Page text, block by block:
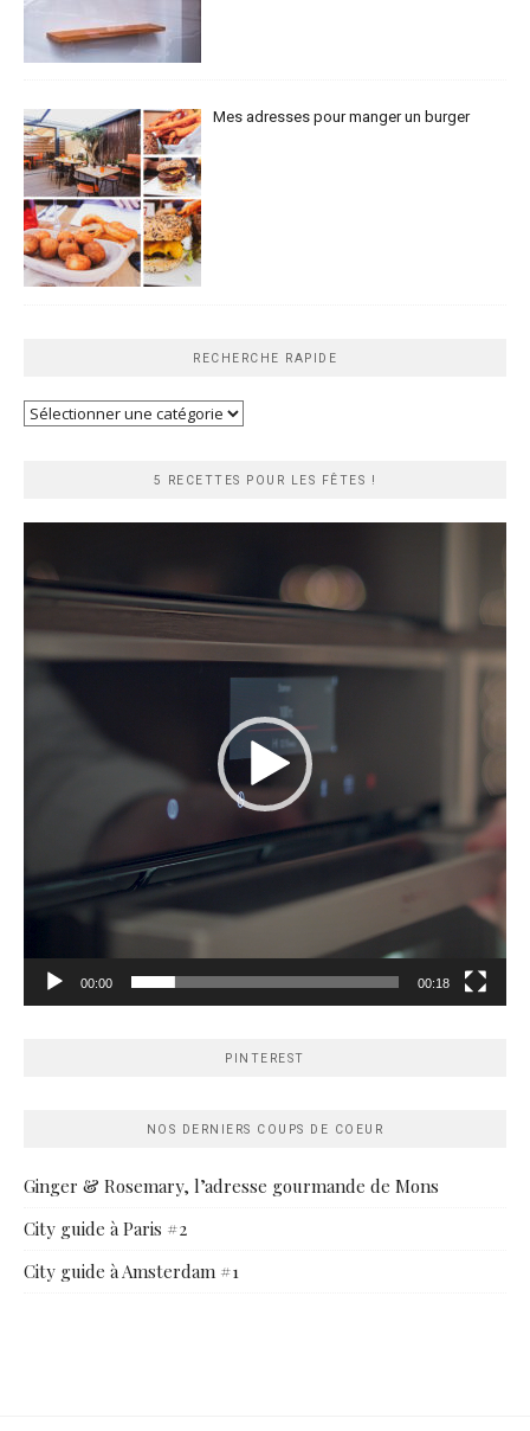
Mes adresses pour manger un burger
RECHERCHE RAPIDE
Recherche
5 RECETTES POUR LES FÊTES !
00:00 00:18
PINTEREST
NOS DERNIERS COUPS DE COEUR
Ginger & Rosemary, l’adresse gourmande de Mons
City guide à Paris #2
City guide à Amsterdam #1